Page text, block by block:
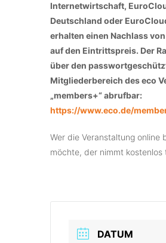
Internetwirtschaft,
Deutschland oder
erhalten einen Nachlass
auf den Eintrittspreis. Der
über den
Mitgliederbereich des eco
„members+“ abrufbar:
https://www.eco.de/
Wer die Veranstaltung online
möchte, der nimmt kostenlos
DATUM